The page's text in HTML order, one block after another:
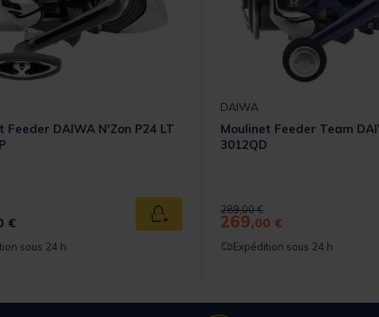
Feeder DAIWA N'Zon P24 LT
€ Ajouter au panier
sous 24 h
DAIWA
Moulinet Feeder Team
3012QD
Price reduced from
289,00 €to
269,00 €
Expédition sous 24 h